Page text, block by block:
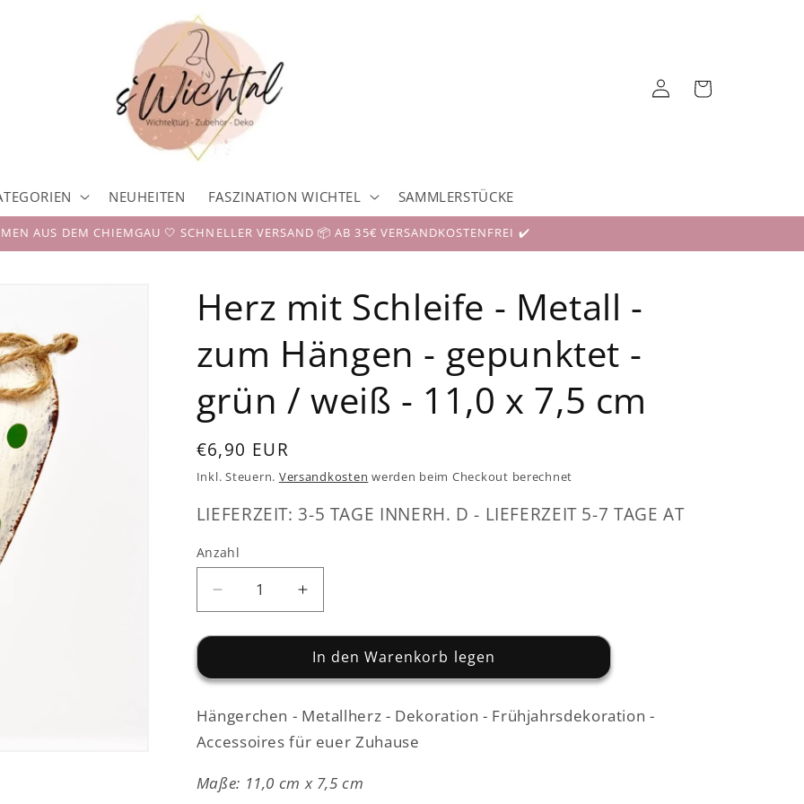
NEUHEITEN FASZINATION WICHTEL SAMMLERSTÜCKE
EinloggenWarenkorb
AUS DEM CHIEMGAU 🤍 SCHNELLER VERSAND 📦 AB 35€ VERSANDKOSTENFREI ✔️
Herz mit Schleife - Metall -
zum Hängen - gepunktet -
grün / weiß - 11,0 x 7,5 cm
Normaler
Preis
€6,90 EUR
Inkl. Steuern. Versandkosten werden beim Checkout berechnet
LIEFERZEIT: 3-5 TAGE INNERH. D - LIEFERZEIT 5-7 TAGE AT
Anzahl
Verringere
die
Menge
Herz
Schleife
-
-
zum
Erhöhe
die
Menge
für
Herz
Schleife
-
zum
In den Warenkorb legen
Hängerchen - Metallherz - Dekoration - Frühjahrsdekoration -
Accessoires für euer Zuhause
Maße: 11,0 cm x 7,5 cm